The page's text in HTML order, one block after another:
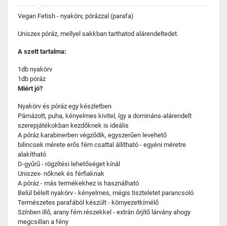
Vegan Fetish - nyakörv, pórázzal (parafa)
Uniszex póráz, mellyel sakkban tarthatod alárendeltedet.
A szett tartalma:
1db nyakörv
1db póráz
Miért jó?
Nyakörv és póráz egy készletben
Párnázott, puha, kényelmes kivitel, így a domináns-alárendelt
szerepjátékokban kezdőknek is ideális
A póráz karabinerben végződik, egyszerűen levehető
bilincsek mérete erős fém csattal állítható - egyéni méretre
alakítható
D-gyűrű - rögzítési lehetőséget kínál
Uniszex- nőknek és férfiaknak
A póráz - más termékekhez is használható
Belül bélelt nyakörv - kényelmes, mégis tiszteletet parancsoló
Természetes parafából készült - környezetkímélő
Színben illő, arany fém részekkel - extrán őrjítő lárvány ahogy
megcsillan a fény